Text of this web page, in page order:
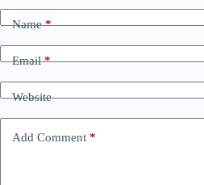
Name*
Email*
Website
Add Comment *